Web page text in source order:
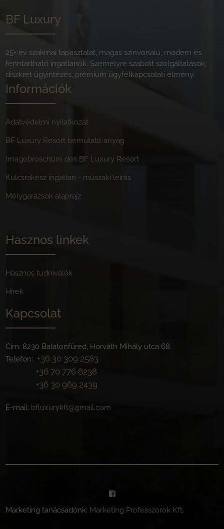
BF Luxury
25+ év szakmai tapasztalat, magas színvonalú, modern és
fenntartható ingatlanok. Személyre szabott szolgáltatások,
diszkrét ügyintézés, prémium ügyfélkapcsolati élmény.
Információk
Adatvédelmi nyilatkozat
BF Luxury Resort bemutató anyag
Imagebroschüre des BF Luxury Resort
Kulcsrakész ingatlan - műszaki leírás
Mélygarázsok alaprajz
Hasznos linkek
Hasznos tudnivalók
Hírek
Kapcsolat
Cím: 8230 Balatonfüred, Horváth Mihály utca 68.
Telefon: +36 30 309 2583
+36 70 776 6238
+36 30 969 2439
E-mail: bfluxurykft@gmail.com
Marketing tanácsadónk: Marketing Professzorok Kft.